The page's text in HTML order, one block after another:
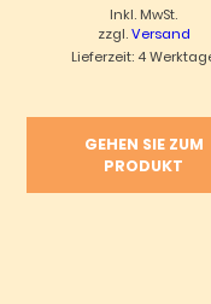
Inkl. MwSt.
zzgl.Versand
Lieferzeit: 4
GEHEN SIE ZUM
PRODUKT